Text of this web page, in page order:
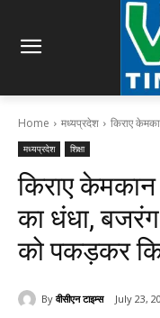
Home मध्यप्रदेश किराए
मध्यप्रदेश शिक्षा
किराए केमकान
का धंधा,
को पकड़कर
By वीसीएन टाइम्स July 23,